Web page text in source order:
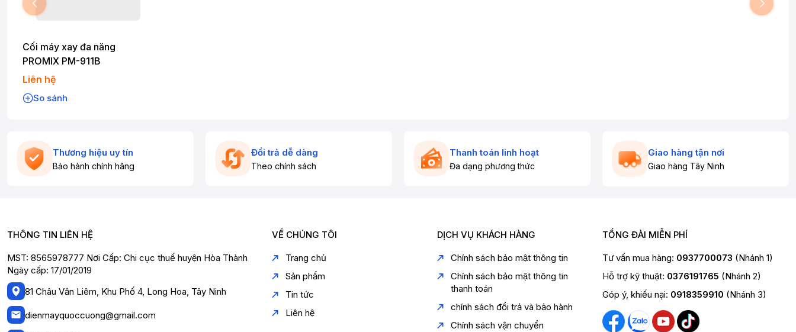
Cối máy xay đa năng
PROMIX PM-911B
Liên hệ
So sánh
Thương hiệu uy tín
Bảo hành chính hãng
Đổi trả dễ dàng
Theo chính sách
Thanh toán linh hoạt
Đa dạng phương thức
Giao hàng tận nơi
Giao hàng Tây Ninh
THÔNG TIN LIÊN HỆ
MST: 8565978777 Nơi Cấp: Chi cục thuế huyện Hòa Thành
Ngày cấp: 17/01/2019
81 Châu Văn Liêm, Khu Phố 4, Long Hoa, Tây Ninh
dienmayquoccuong@gmail.com
VỀ CHÚNG TÔI
Trang chủ
Sản phẩm
Tin tức
Liên hệ
DỊCH VỤ KHÁCH HÀNG
Chính sách bảo mật thông tin
Chính sách bảo mật thông tin
thanh toán
chính sách đổi trả và bảo hành
Chính sách vận chuyển
TỔNG ĐÀI MIỄN PHÍ
Tư vấn mua hàng: 0937700073 (Nhánh 1)
Hỗ trợ kỹ thuật: 0376191765 (Nhánh 2)
Góp ý, khiếu nại: 0918359910 (Nhánh 3)